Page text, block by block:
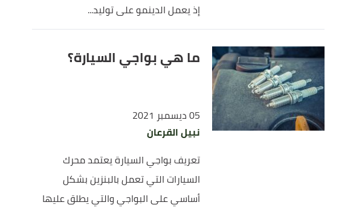
إذ يعمل الدينمو على توليد...
ما هي بواجي السيارة؟
05 ديسمبر 2021
نبيل القرعان
تعريف بواجي السيارة يعتمد محرك
السيارات التي تعمل بالبنزين بشكل
أساسي على البواجي والتي يطلق عليها